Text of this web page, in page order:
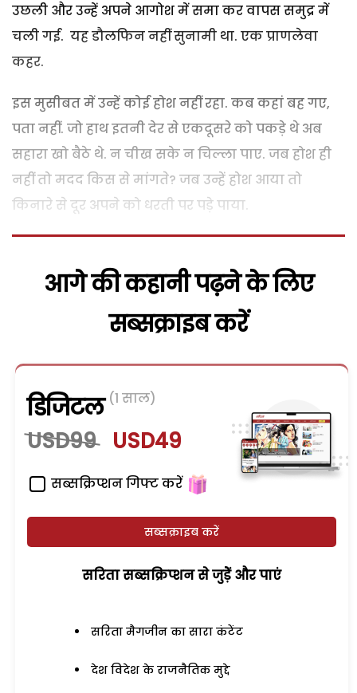
उछली और उन्हें अपने आगोश में समा कर वापस समुद्र में
चली गई. यह डौलफिन नहीं सुनामी था. एक प्राणलेवा
कहर.
इस मुसीबत में उन्हें कोई होश नहीं रहा. कब कहां बह गए,
पता नहीं. जो हाथ इतनी देर से एकदूसरे को पकड़े थे अब
सहारा खो बैठे थे. न चीख सके न चिल्ला पाए. जब होश ही
नहीं तो मदद किस से मांगते? जब उन्हें होश आया तो
किनारे से दूर अपने को धरती पर पड़े पाया.
आगे की कहानी पढ़ने के लिए
सब्सक्राइब करें
डिजिटल (1 साल)
USD99 USD49
सब्सक्रिप्शन गिफ्ट करें
सब्सक्राइब करें
सरिता सब्सक्रिप्शन से जुड़ेें और पाएं
सरिता मैगजीन का सारा कंटेंट
देश विदेश के राजनैतिक मुद्दे